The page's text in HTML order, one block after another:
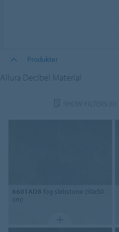
Produkter
Allura Decibel Material
6601AD8 fog slabstone (50x50
cm)